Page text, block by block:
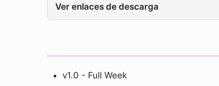
Ver enlaces de descarga
v1.0 - Full Week